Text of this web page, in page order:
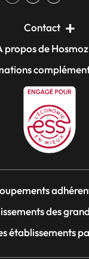
Contact
propos de Hosmoz
des
établissements